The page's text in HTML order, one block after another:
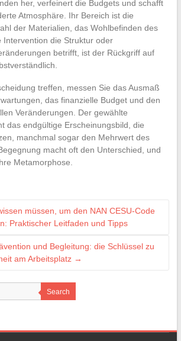
her, verfeinert die Budgets und schafft
Atmosphäre. Ihr Bereich ist die
der Materialien, das Wohlbefinden des
Intervention die Struktur oder
betrifft, ist der Rückgriff auf
treffen, messen Sie das Ausmaß
das finanzielle Budget und den
Veränderungen. Der gewählte
das endgültige Erscheinungsbild, die
manchmal sogar den Mehrwert des
macht oft den Unterschied, und
Metamorphose.
müssen, um den NAN CESU-Code
Praktischer Leitfaden und Tipps
und Begleitung: die Schlüssel zu
am Arbeitsplatz →
Search